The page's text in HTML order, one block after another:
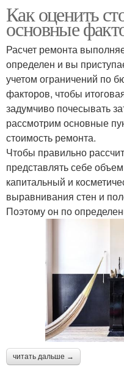
Как оценить
основные
Расчет ремонта
определен и вы
учетом ограничений по
факторов, чтобы
задумчиво почесывать
рассмотрим основные
стоимость ремонта.
Чтобы правильно
представлять себе
капитальный и
выравнивания стен и
Поэтому он по
читать дальше →